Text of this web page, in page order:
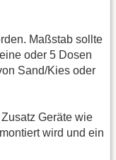
Maßstab sollte
oder 5 Dosen
Sand/Kies oder
Geräte wie
wird und ein